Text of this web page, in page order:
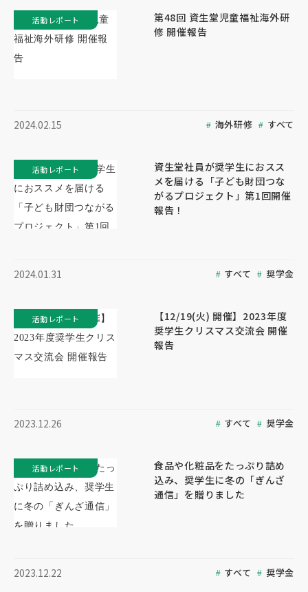
第48回 資生堂児童福祉海外研
修 開催報告
2024.02.15 海外研修 すべて
活動レポート
資生堂社員が奨学生におスス
メを届ける「子ども財団つな
がるプロジェクト」第1回開催
報告！
2024.01.31 すべて 奨学金
活動レポート
【12/19(火) 開催】2023年度
奨学生クリスマス交流会 開催
報告
2023.12.26 すべて 奨学金
活動レポート
食品や化粧品をたっぷり詰め
込み、奨学生に冬の「ぎんざ
通信」を贈りました
2023.12.22 すべて 奨学金
活動レポート